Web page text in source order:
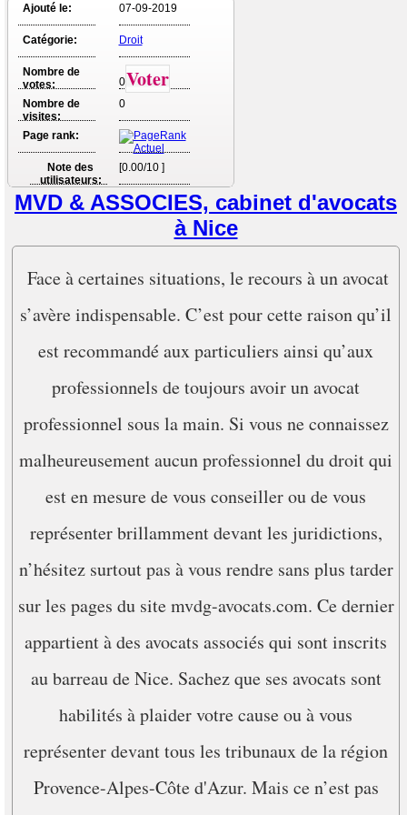
Ajouté le: 07-09-2019
Catégorie: Droit
Nombre de
votes:
0Voter
Nombre de
visites:
0
Page rank:
Note des
utilisateurs:
[0.00/10 ]
MVD & ASSOCIES, cabinet d'avocats
à Nice
Face à certaines situations, le recours à un avocat
s’avère indispensable. C’est pour cette raison qu’il
est recommandé aux particuliers ainsi qu’aux
professionnels de toujours avoir un avocat
professionnel sous la main. Si vous ne connaissez
malheureusement aucun professionnel du droit qui
est en mesure de vous conseiller ou de vous
représenter brillamment devant les juridictions,
n’hésitez surtout pas à vous rendre sans plus tarder
sur les pages du site mvdg-avocats.com. Ce dernier
appartient à des avocats associés qui sont inscrits
au barreau de Nice. Sachez que ses avocats sont
habilités à plaider votre cause ou à vous
représenter devant tous les tribunaux de la région
Provence-Alpes-Côte d'Azur. Mais ce n’est pas